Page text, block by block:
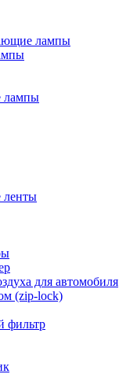
лампы
лампы
ленты
для автомобиля
(zip-lock)
фильтр